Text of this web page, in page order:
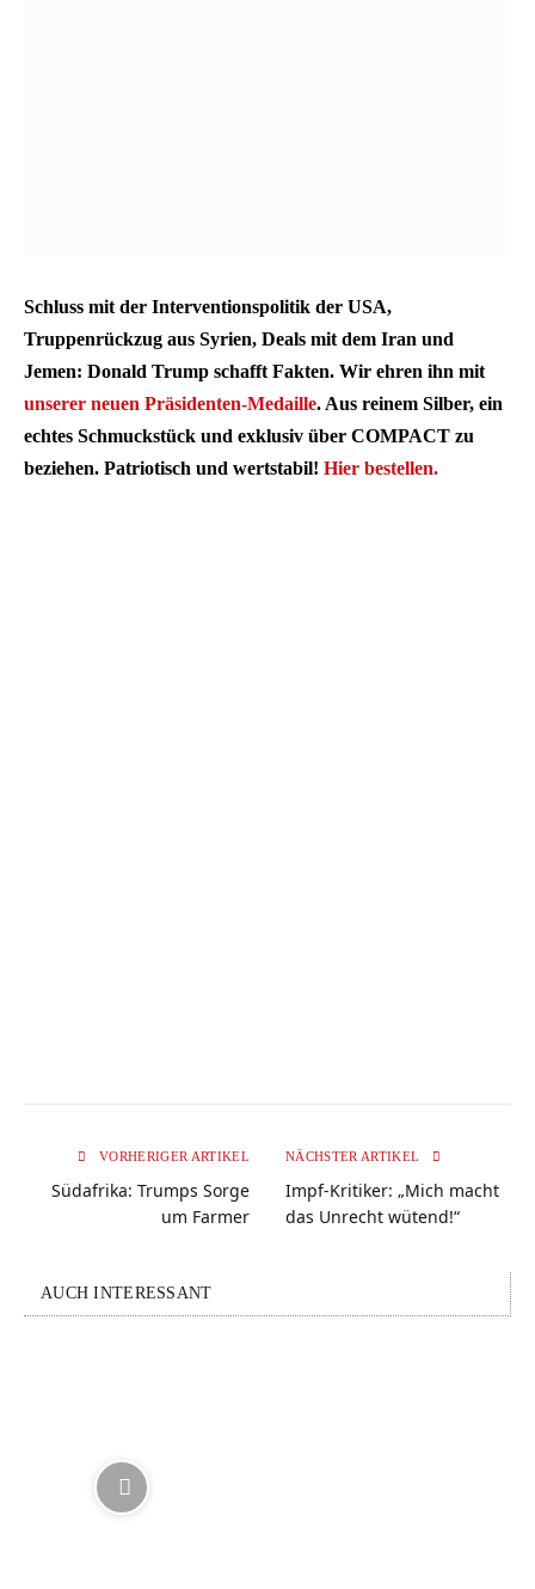
Schluss mit der Interventionspolitik der USA,
Truppenrückzug aus Syrien, Deals mit dem Iran und
Jemen: Donald Trump schafft Fakten. Wir ehren ihn mit
unserer neuen Präsidenten-Medaille. Aus reinem Silber, ein
echtes Schmuckstück und exklusiv über COMPACT zu
beziehen. Patriotisch und wertstabil! Hier bestellen.
VORHERIGER ARTIKEL
Südafrika: Trumps Sorge
um Farmer
NÄCHSTER ARTIKEL
Impf-Kritiker: „Mich macht
das Unrecht wütend!“
AUCH INTERESSANT